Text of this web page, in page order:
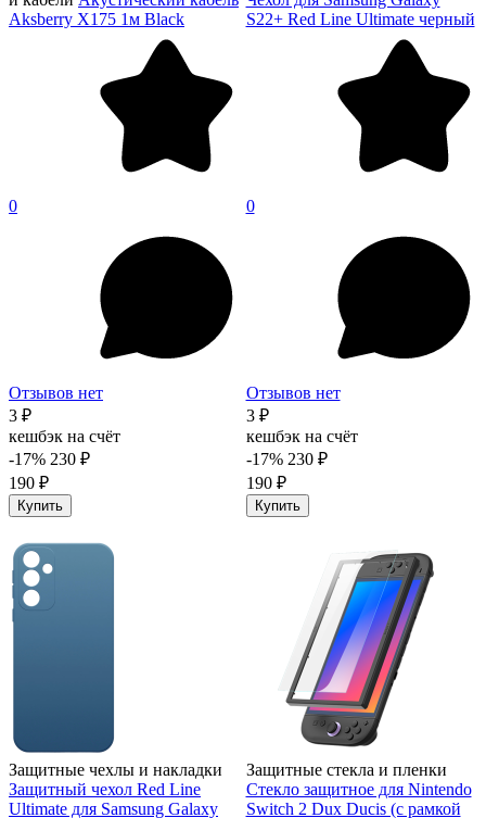
Aksberry X175 1м Black
0
Отзывов нет
3 ₽
кешбэк на счёт
-17% 230 ₽
190 ₽
Купить
S22+ Red Line Ultimate черный
0
Отзывов нет
3 ₽
кешбэк на счёт
-17% 230 ₽
190 ₽
Купить
Защитные чехлы и накладки
Защитный чехол Red Line
Ultimate для Samsung Galaxy
Защитные стекла и пленки
Стекло защитное для Nintendo
Switch 2 Dux Ducis (с рамкой